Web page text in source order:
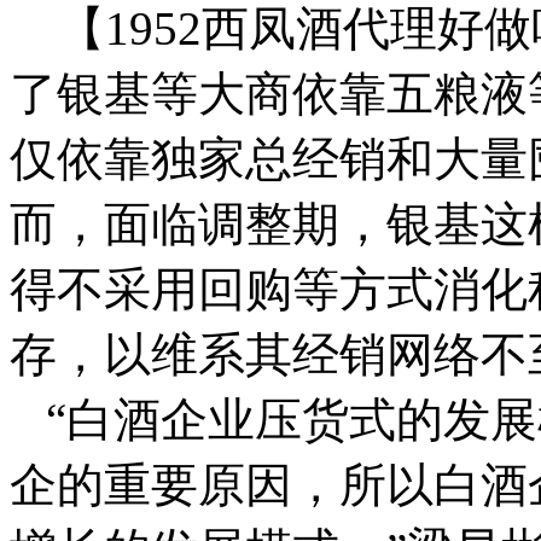
【1952西凤酒代理好
了银基等大商依靠五粮
仅依靠独家总经销和大
而，面临调整期，银基
得不采用回购等方式消
存，以维系其经销网络
“白酒企业压货式的发
企的重要原因，所以白